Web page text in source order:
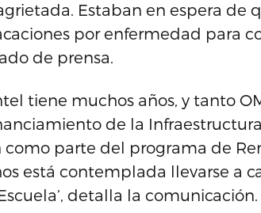
Estaban en espera de
por enfermedad para
de prensa.
tiene muchos años, y tanto
de la
parte del programa de
está contemplada llevarse a
detalla la comunicación.